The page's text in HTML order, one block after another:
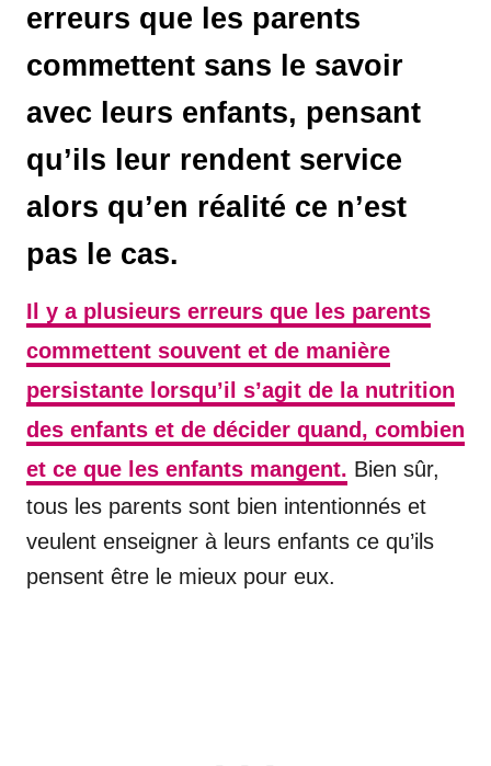
erreurs que les parents
commettent sans le savoir
avec leurs enfants, pensant
qu’ils leur rendent service
alors qu’en réalité ce n’est
pas le cas.
Il y a plusieurs erreurs que les parents
commettent souvent et de manière
persistante lorsqu’il s’agit de la nutrition
des enfants et de décider quand, combien
et ce que les enfants mangent. Bien sûr,
tous les parents sont bien intentionnés et
veulent enseigner à leurs enfants ce qu’ils
pensent être le mieux pour eux.